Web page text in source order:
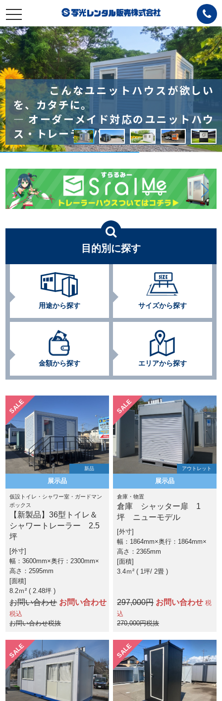
toggle
navigation
全国で選ばれてきた、確かな実
績。
― 法人・施設向けユニットハウスにも
対応 ―
こんなユニットハウスが欲しい
を、カタチに。
― オーダーメイド対応のユニットハウ
ス・トレーラーハウス ―
オーダーメイドのユニットハウス・ト
レーラーハウス
― 事務所・店舗・トイレ・倉庫に
対応 ―
サイズも、間取りも、用途も。すべてオ
ーダーメイド対応。
― ご要望からつくるユニット
ハウス ―
設置場所に、もっと自由
を。
― トレーラーハウスという選択肢
―
全国で選ばれてきた、確かな実
績。
― 法人・施設向けユニットハウスにも
対応 ―
こんなユニットハウスが欲しい
を、カタチに。
― オーダーメイド対応のユニットハウ
ス・トレーラーハウス ―
目的別に探す
用途から探す サイズから探す
金額から探す エリアから探す
新品
SALE
展示品
仮設トイレ・シャワー室・ガードマン
ボックス
【新製品】36型トイレ＆
シャワートレーラー 2.5
坪
外寸
幅：3600mm×奥行：2300mm×
高さ：2595mm
面積
8.2ｍ² ( 2.48坪 )
お問い合わせ お問い合わせ
税込
お問い合わせ税抜
アウトレット
SALE
展示品
倉庫・物置
倉庫 シャッター扉 1
坪 ニューモデル
外寸
幅：1864mm×奥行：1864mm×
高さ：2365mm
面積
3.4ｍ² ( 1坪 2畳 )
297,000円 お問い合わせ 税
込
270,000円税抜
SALE SALE